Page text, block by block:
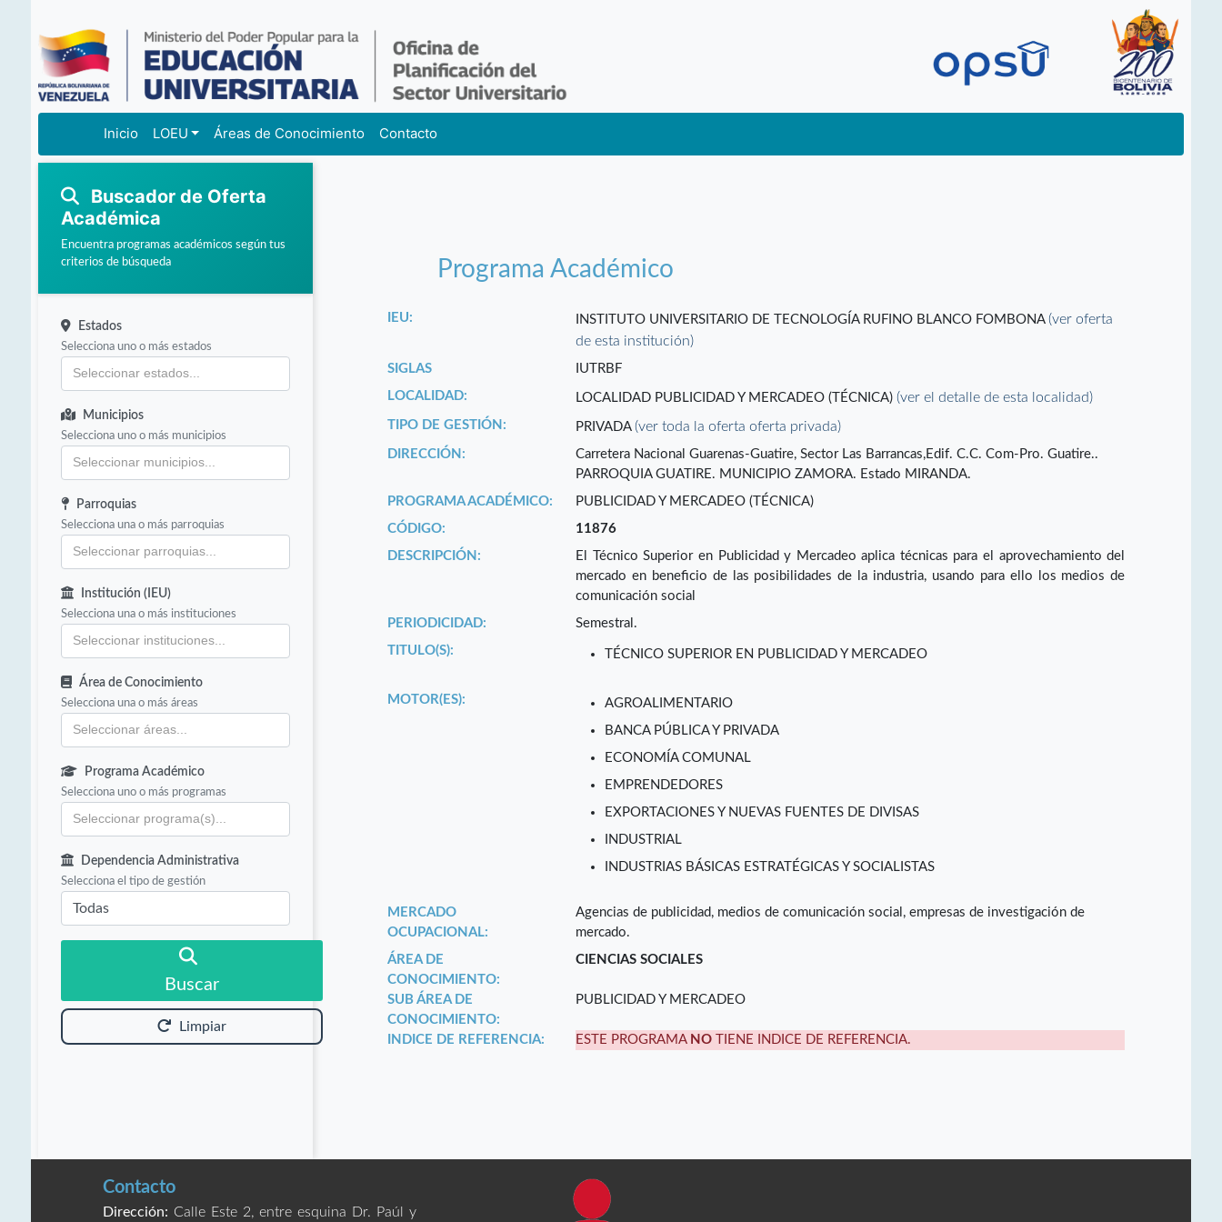
Inicio LOEU Áreas de Conocimiento Contacto
Buscador de Oferta
Académica
Encuentra programas académicos según tus
criterios de búsqueda
Estados
Selecciona uno o más estados
Municipios
Selecciona uno o más municipios
Parroquias
Selecciona una o más parroquias
Institución (IEU)
Selecciona una o más instituciones
Área de Conocimiento
Selecciona una o más áreas
Programa Académico
Selecciona uno o más programas
Dependencia Administrativa
Selecciona el tipo de gestión
Buscar
Limpiar
Programa Académico
IEU: INSTITUTO UNIVERSITARIO DE TECNOLOGÍA RUFINO BLANCO FOMBONA(ver oferta
de esta institución)
SIGLAS
IUTRBF
LOCALIDAD:
LOCALIDAD PUBLICIDAD Y MERCADEO (TÉCNICA)(ver el detalle de esta localidad)
TIPO DE GESTIÓN: PRIVADA(ver toda la oferta oferta privada)
DIRECCIÓN:
Carretera Nacional Guarenas-Guatire, Sector Las Barrancas,Edif. C.C. Com-Pro. Guatire..
PARROQUIA GUATIRE. MUNICIPIO ZAMORA. Estado MIRANDA.
PROGRAMA ACADÉMICO:
PUBLICIDAD Y MERCADEO (TÉCNICA)
CÓDIGO:
11876
DESCRIPCIÓN:
El Técnico Superior en Publicidad y Mercadeo aplica técnicas para el aprovechamiento del
mercado en beneficio de las posibilidades de la industria, usando para ello los medios de
comunicación social
PERIODICIDAD:
Semestral.
TITULO(S):
TÉCNICO SUPERIOR EN PUBLICIDAD Y MERCADEO
MOTOR(ES):
AGROALIMENTARIO
BANCA PÚBLICA Y PRIVADA
ECONOMÍA COMUNAL
EMPRENDEDORES
EXPORTACIONES Y NUEVAS FUENTES DE DIVISAS
INDUSTRIAL
INDUSTRIAS BÁSICAS ESTRATÉGICAS Y SOCIALISTAS
MERCADO
OCUPACIONAL:
Agencias de publicidad, medios de comunicación social, empresas de investigación de
mercado.
ÁREA DE
CONOCIMIENTO:
CIENCIAS SOCIALES
SUB ÁREA DE
CONOCIMIENTO:
PUBLICIDAD Y MERCADEO
INDICE DE REFERENCIA: ESTE PROGRAMA NO TIENE INDICE DE REFERENCIA.
Contacto
Dirección: Calle Este 2, entre esquina Dr. Paúl y